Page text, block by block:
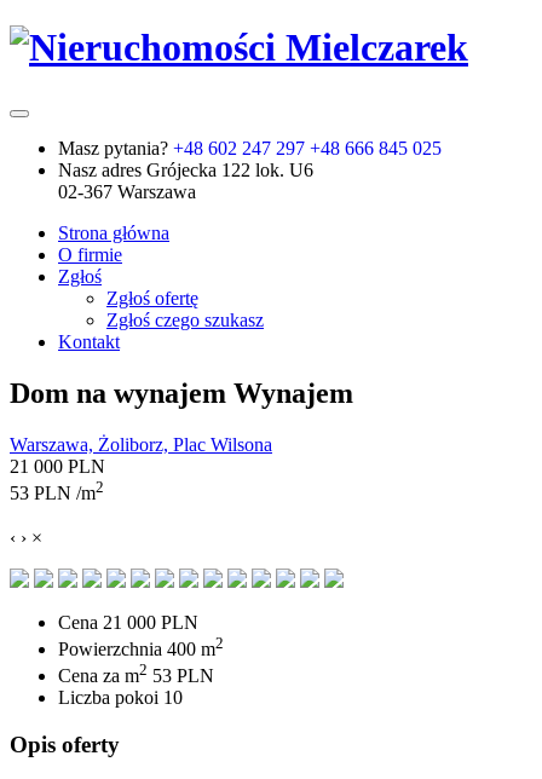
Masz pytania? +48 602 247 297 +48 666 845 025
Nasz adres Grójecka 122 lok. U6
02-367 Warszawa
Strona główna
O firmie
Zgłoś
Zgłoś ofertę
Zgłoś czego szukasz
Kontakt
Dom na wynajem Wynajem
Warszawa, Żoliborz, Plac Wilsona
21 000 PLN
53 PLN /m2
‹ › ×
Cena 21 000 PLN
Powierzchnia 400 m2
Cena za m2 53 PLN
Liczba pokoi 10
Opis oferty